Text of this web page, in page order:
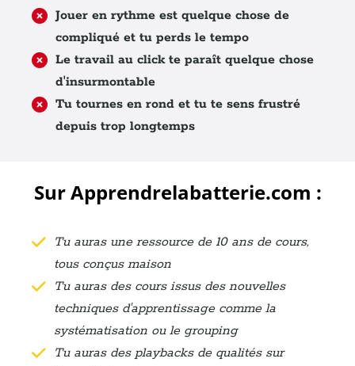
Jouer en rythme est quelque chose de
compliqué et tu perds le tempo
Le travail au click te paraît quelque chose
d'insurmontable
Tu tournes en rond et tu te sens frustré
depuis trop longtemps
Sur Apprendrelabatterie.com :
Tu auras une ressource de 10 ans de cours,
tous conçus maison
Tu auras des cours issus des nouvelles
techniques d'apprentissage comme la
systématisation ou le grouping
Tu auras des playbacks de qualités sur